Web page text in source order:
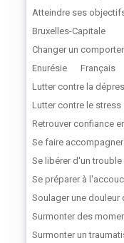
Atteindre ses
Bruxelles-Capitale
Changer un
Enurésie
Français
Lutter contre la
Lutter contre le stress
Retrouver confiance
Se faire
Se libérer d'un
Se préparer à
Soulager une douleur
Surmonter des
Surmonter un